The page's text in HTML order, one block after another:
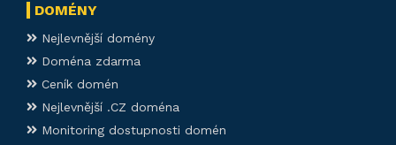
DOMÉNY
Nejlevnější domény
Doména zdarma
Ceník domén
Nejlevnější .CZ doména
Monitoring dostupnosti domén